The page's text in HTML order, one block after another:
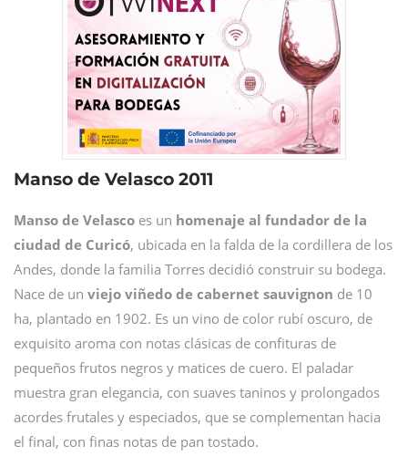
Manso de Velasco 2011
Manso de Velasco es un homenaje al fundador de la
ciudad de Curicó, ubicada en la falda de la cordillera de los
Andes, donde la familia Torres decidió construir su bodega.
Nace de un viejo viñedo de cabernet sauvignon de 10
ha, plantado en 1902. Es un vino de color rubí oscuro, de
exquisito aroma con notas clásicas de confituras de
pequeños frutos negros y matices de cuero. El paladar
muestra gran elegancia, con suaves taninos y prolongados
acordes frutales y especiados, que se complementan hacia
el final, con finas notas de pan tostado.